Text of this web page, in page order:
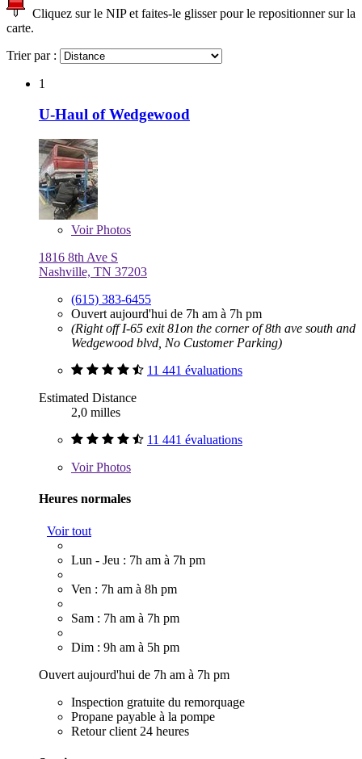
Cliquez sur le NIP et faites-le glisser pour le repositionner sur la
carte.
Trier par :
1
U-Haul of Wedgewood
VoirPhotos
1816 8th Ave S
Nashville, TN 37203
(615) 383-6455
Ouvert aujourd'hui de 7h am à 7h pm
(Right off I-65 exit 81on the corner of 8th ave south and
Wedgewood blvd, No Customer Parking)
11 441 évaluations
Estimated Distance
2,0 milles
11 441 évaluations
VoirPhotos
Heures normales
Voir tout
Lun - Jeu : 7h am à 7h pm
Ven : 7h am à 8h pm
Sam : 7h am à 7h pm
Dim : 9h am à 5h pm
Ouvert aujourd'hui de 7h am à 7h pm
Inspection gratuite du remorquage
Propane payable à la pompe
Retour client 24 heures